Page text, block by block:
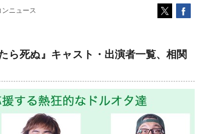
ンニュース
ら死ぬ』キャスト・出演者一覧、相関